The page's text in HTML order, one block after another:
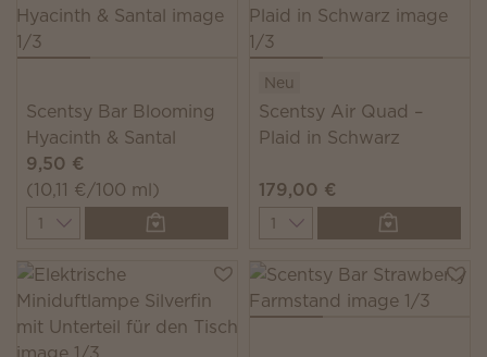
Scentsy Bar Blooming
Hyacinth & Santal
9,50 €
(10,11 €/100 ml)
Quantity
Neu
Scentsy Air Quad –
Plaid in Schwarz
179,00 €
Quantity